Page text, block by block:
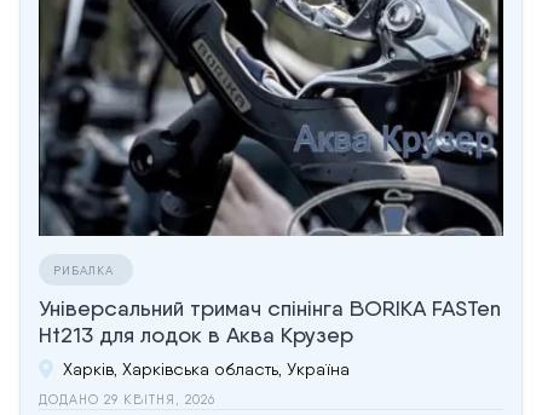
РИБАЛКА
Універсальний тримач спінінга BORIKA FASTen
Ht213 для лодок в Аква Крузер
Харків, Харківська область, Україна
ДОДАНО 29 КВІТНЯ, 2026